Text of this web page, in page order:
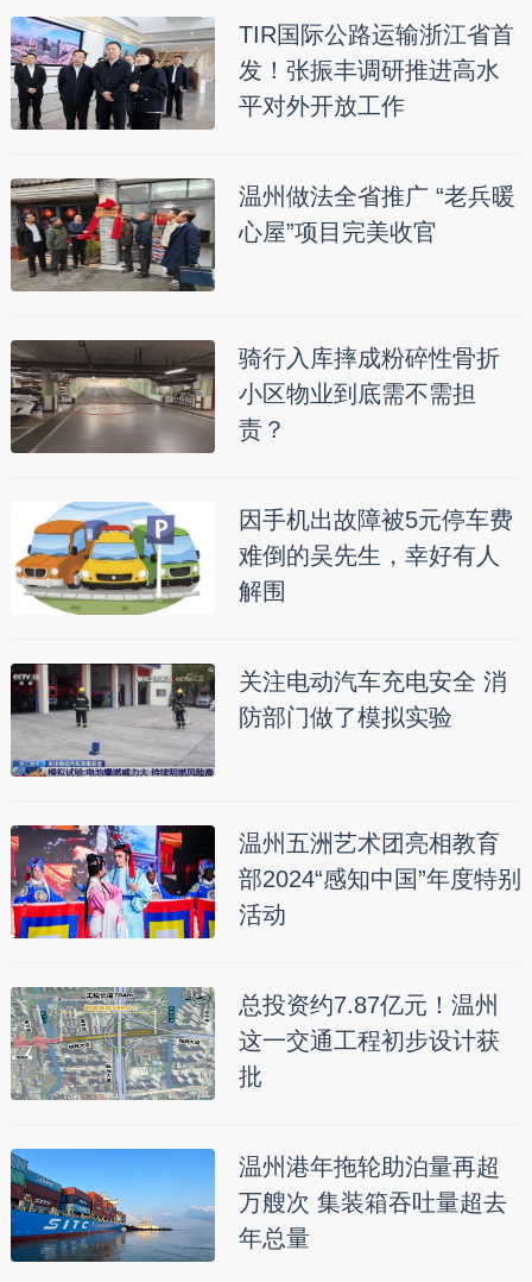
TIR国际公路运输浙江省首
发！张振丰调研推进高水
平对外开放工作
温州做法全省推广 “老兵暖
心屋”项目完美收官
骑行入库摔成粉碎性骨折
小区物业到底需不需担
责？
因手机出故障被5元停车费
难倒的吴先生，幸好有人
解围
关注电动汽车充电安全 消
防部门做了模拟实验
温州五洲艺术团亮相教育
部2024“感知中国”年度特别
活动
总投资约7.87亿元！温州
这一交通工程初步设计获
批
温州港年拖轮助泊量再超
万艘次 集装箱吞吐量超去
年总量